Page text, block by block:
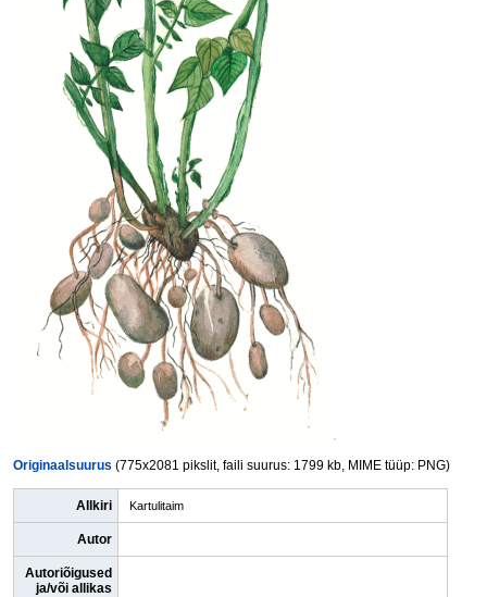
Originaalsuurus (775x2081 pikslit, faili suurus: 1799 kb, MIME tüüp: PNG)
Allkiri Kartulitaim
Autor
Autoriõigused
ja/või allikas